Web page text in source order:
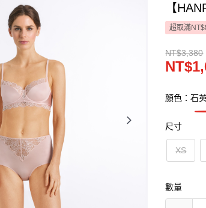
【
超取滿
NT$3,380
顏色：石
尺寸
XS
數量